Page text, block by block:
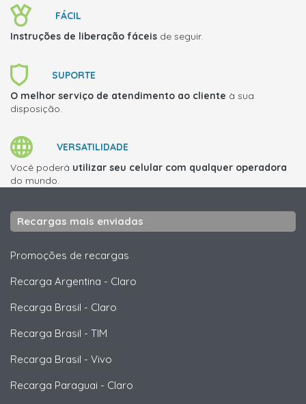
FÁCIL
Instruções de liberação fáceis de seguir.
SUPORTE
O melhor serviço de atendimento ao cliente à sua
disposição.
VERSATILIDADE
Você poderá utilizar seu celular com qualquer operadora
do mundo.
Recargas mais enviadas
Promoções de recargas
Recarga Argentina - Claro
Recarga Brasil - Claro
Recarga Brasil - TIM
Recarga Brasil - Vivo
Recarga Paraguai - Claro